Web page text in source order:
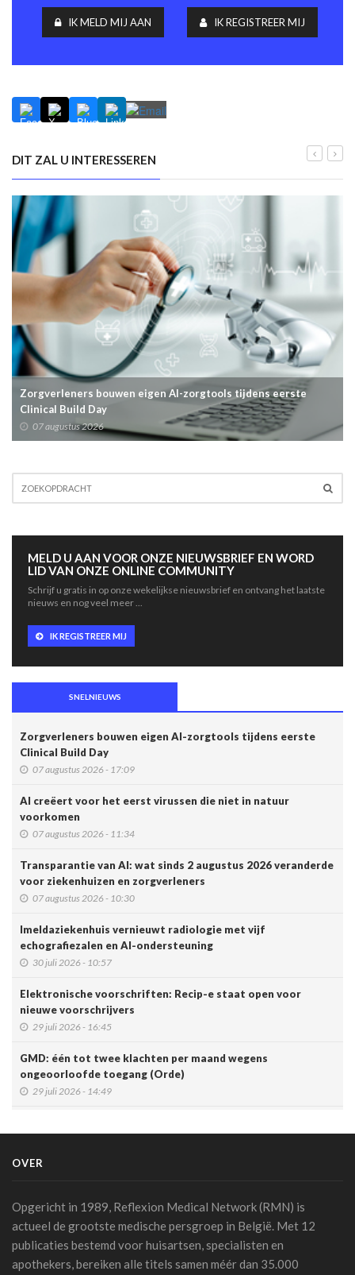
IK MELD MIJ AAN IK REGISTREER MIJ
DIT ZAL U INTERESSEREN
Zorgverleners bouwen eigen AI-zorgtools tijdens eerste
Clinical Build Day
07 augustus 2026
MELD U AAN VOOR ONZE NIEUWSBRIEF EN WORD
LID VAN ONZE ONLINE COMMUNITY
Schrijf u gratis in op onze wekelijkse nieuwsbrief en ontvang het laatste
nieuws en nog veel meer ...
IK REGISTREER MIJ
SNELNIEUWS
Zorgverleners bouwen eigen AI-zorgtools tijdens eerste
Clinical Build Day
07 augustus 2026 - 17:09
AI creëert voor het eerst virussen die niet in natuur
voorkomen
07 augustus 2026 - 11:34
Transparantie van AI: wat sinds 2 augustus 2026 veranderde
voor ziekenhuizen en zorgverleners
07 augustus 2026 - 10:30
Imeldaziekenhuis vernieuwt radiologie met vijf
echografiezalen en AI-ondersteuning
30 juli 2026 - 10:57
Elektronische voorschriften: Recip-e staat open voor
nieuwe voorschrijvers
29 juli 2026 - 16:45
GMD: één tot twee klachten per maand wegens
ongeoorloofde toegang (Orde)
29 juli 2026 - 14:49
chatbot voor zijn of haar geestelijke gezondheid
14 juli 2026 - 17:29
Alzheimer: een score voorspelt dementie tien jaar vóór het
optreden van symptomen
OVER
Opgericht in 1989, Reflexion Medical Network (RMN) is
actueel de grootste medische persgroep in België. Met 12
publicaties bestemd voor huisartsen, specialisten en
apothekers, bereiken alle titels samen méér dan 35.000